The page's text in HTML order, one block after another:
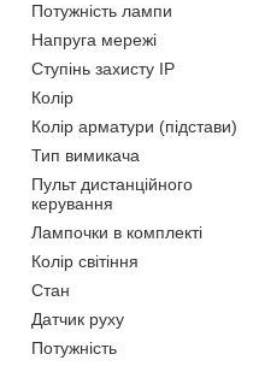
Потужність лампи
Напруга мережі
Ступінь захисту IP
Колір
Колір арматури (підстави)
Тип вимикача
Пульт дистанційного
керування
Лампочки в комплекті
Колір світіння
Стан
Датчик руху
Потужність